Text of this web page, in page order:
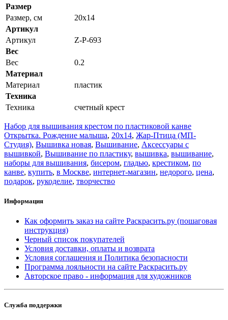
Размер
Размер, см
20x14
Артикул
Артикул
Z-Р-693
Вес
Вес
0.2
Материал
Материал
пластик
Техника
Техника
счетный крест
Набор для вышивания крестом по пластиковой канве
Открытка. Рождение малыша, 20x14, Жар-Птица (МП-
Студия), Вышивка новая, Вышивание, Аксессуары с
вышивкой, Вышивание по пластику, вышивка, вышивание,
наборы для вышивания, бисером, гладью, крестиком, по
канве, купить, в Москве, интернет-магазин, недорого, цена,
подарок, рукоделие, творчество
Информация
Как оформить заказ на сайте Раскрасить.ру (пошаговая
инструкция)
Черный список покупателей
Условия доставки, оплаты и возврата
Условия соглашения и Политика безопасности
Программа лояльности на сайте Раскрасить.ру
Авторское право - информация для художников
Служба поддержки